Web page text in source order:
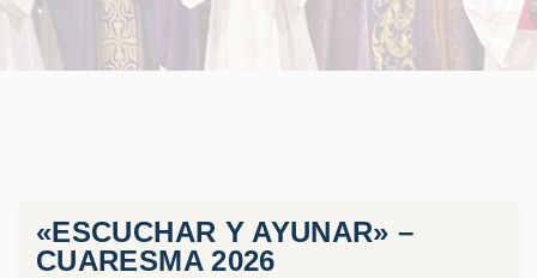
«ESCUCHAR Y AYUNAR» –
CUARESMA 2026